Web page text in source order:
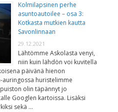
Kolmilapsinen perhe
asuntoautoilee – osa 3:
Kotkasta mutkien kautta
Savonlinnaan
29.12.2021
Lähtömme Askolasta venyi,
niin kuin lähdön voi kuvitella
päivänä hienon
auringossa huristelimme
olin täpännyt jo
Googlen kartoissa. Lisäksi
sekä …